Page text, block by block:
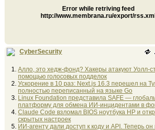
Error while retriving feed
http://www.membrana.ru/export/rss.xml
CyberSecurity
Алло, это хедж-фонд? Хакеры атакуют Уолл-
помощью голосовых подделок
Ускорение в 10 раз: Next.js 16.3 перешел на
полностью переписанный на языке Go
Linux Foundation представила SAFE —
платформу для обмена ИИ-инцидентами в
Claude Code взломал BIOS ноутбука HP и
скрытых настроек
ИИ-агенту дали доступ к коду и API. Теперь